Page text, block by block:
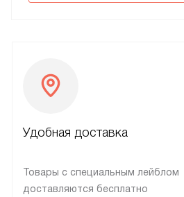
Удобная доставка
Товары с специальным лейблом
доставляются бесплатно